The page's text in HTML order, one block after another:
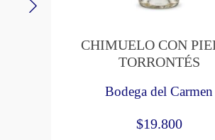
CHIMUELO CON
TORRONTÉS
Bodega del Carmen
$19.800